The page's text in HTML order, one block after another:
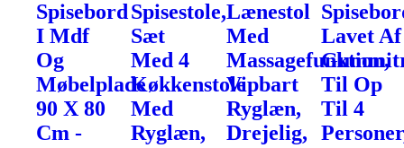
Spisebord
I Mdf
Og
Møbelplade
90 X 80
Cm -
Spisestole,
Sæt
Med 4
Køkkenstole
Med
Ryglæn,
Lænestol
Med
Massagefunktion,
Vipbart
Ryglæn,
Drejelig,
Lavet Af
Til Op
Til 4